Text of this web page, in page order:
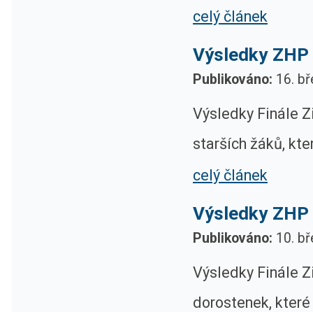
celý článek
Výsledky
Publikováno: 16.
Výsledky Finále
starších žáků,
celý článek
Výsledky
Publikováno: 10.
Výsledky Finále
dorostenek,